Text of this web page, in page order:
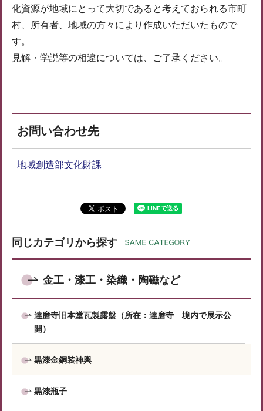
化資源が地域にとって大切であると考えておられる市町
村、所有者、地域の方々により作成いただいたもので
す。
見解・学説等の相違については、ご了承ください。
お問い合わせ先
地域創造部文化財課
同じカテゴリから探す
金工・漆工・染織・陶磁など
達磨寺旧本堂瓦製露盤（所在：達磨寺 境内で展示公
開）
黒漆金銅装神輿
黒漆瓶子